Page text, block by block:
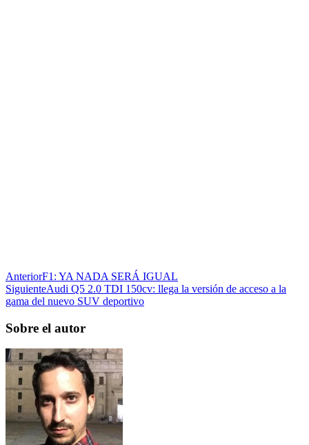
AnteriorF1: YA NADA SERÁ IGUAL
SiguienteAudi Q5 2.0 TDI 150cv: llega la versión de acceso a la
gama del nuevo SUV deportivo
Sobre el autor